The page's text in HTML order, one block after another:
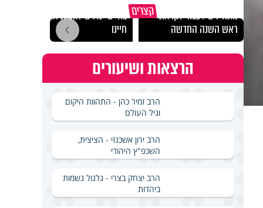
קצרים מתחילים לעבוד לקראת
ראש השנה החדשה
בחיים יכולים להצית את
חיינו
הרצאות ושיעורים
הרב זמיר כהן - התהוות היקום
וגיל העולם
הרב ירון אשכנזי - הציצית,
השכפ"ץ היהודי
הרב יצחק בצרי - גלגול נשמות
ביהדות